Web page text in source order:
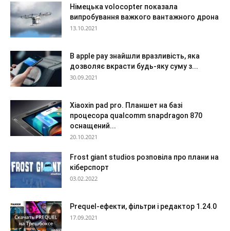
Німецька volocopter показала
випробування важкого вантажного дрона
13.10.2021
В apple pay знайшли вразливість, яка
дозволяє вкрасти будь-яку суму з...
30.09.2021
Xiaoxin pad pro. Планшет на базі
процесора qualcomm snapdragon 870
оснащений...
20.10.2021
Frost giant studios розповіла про плани на
кіберспорт
03.02.2022
Prequel-ефекти, фільтри і редактор 1.24.0
17.09.2021